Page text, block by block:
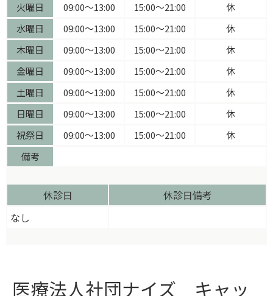
火曜日
09:00〜13:00 15:00〜21:00
休
水曜日
09:00〜13:00 15:00〜21:00
休
木曜日
09:00〜13:00 15:00〜21:00
休
金曜日
09:00〜13:00 15:00〜21:00
休
土曜日
09:00〜13:00 15:00〜21:00
休
日曜日
09:00〜13:00 15:00〜21:00
休
祝祭日
09:00〜13:00 15:00〜21:00
休
備考
休診日
休診日備考
なし
医療法人社団ナイズ キャッ